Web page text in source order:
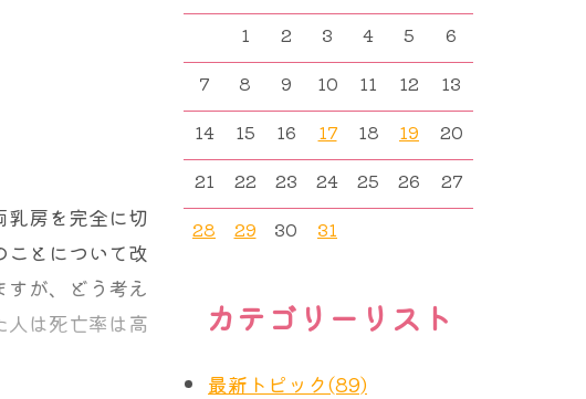
房を完全に切
とについて改
が、どう考え
人は死亡率は高
1
2 3 4 5
6
7
8 9 10 11 12
13
14
15 16 17 18 19
20
21
22 23 24 25 26
27
28
29 30 31
カテゴリーリスト
最新トピック(89)